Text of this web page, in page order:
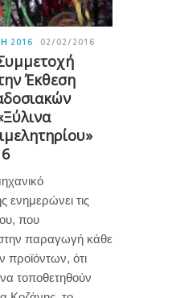
2016 02/02/2016
Έκθεση
ενημερώνει τις
που
στην παραγωγή κάθε
προϊόντων, ότι
να τοποθετηθούν